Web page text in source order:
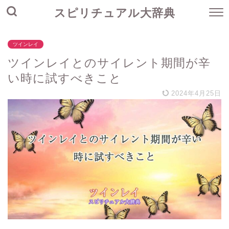
スピリチュアル大辞典
ツインレイ
ツインレイとのサイレント期間が辛
い時に試すべきこと
2024年4月25日